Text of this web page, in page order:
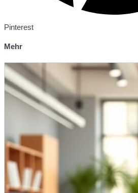
Pinterest
Mehr